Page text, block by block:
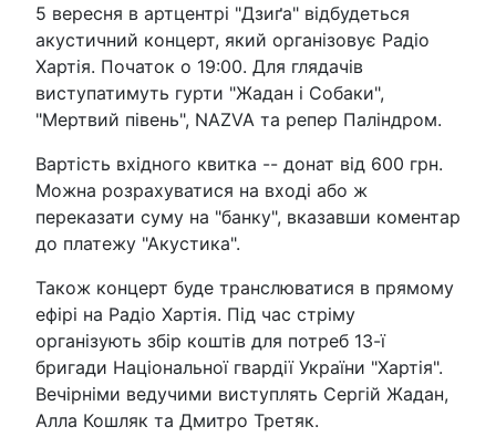
5 вересня в артцентрі "Дзиґа" відбудеться
акустичний концерт, який організовує Радіо
Хартія. Початок о 19:00. Для глядачів
виступатимуть гурти "Жадан і Собаки",
"Мертвий півень", NAZVA та репер Паліндром.
Вартість вхідного квитка -- донат від 600 грн.
Можна розрахуватися на вході або ж
переказати суму на "банку", вказавши коментар
до платежу "Акустика".
Також концерт буде транслюватися в прямому
ефірі на Радіо Хартія. Під час стріму
організують збір коштів для потреб 13-ї
бригади Національної гвардії України "Хартія".
Вечірніми ведучими виступлять Сергій Жадан,
Алла Кошляк та Дмитро Третяк.